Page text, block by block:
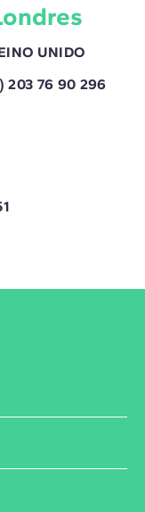
UNIDO
203 76 90 296